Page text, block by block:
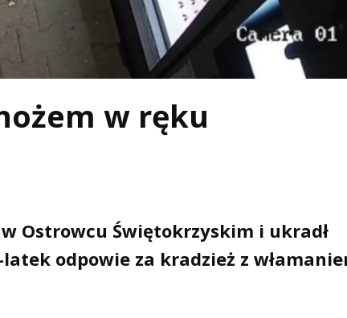
w ręku
Ostrowcu Świętokrzyskim i ukradł
odpowie za kradzież z